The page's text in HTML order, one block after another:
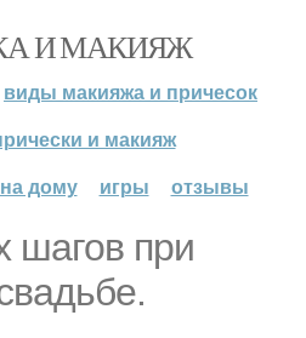
И МАКИЯЖ
виды макияжа и причесок
и макияж
дому
игры отзывы
шагов при